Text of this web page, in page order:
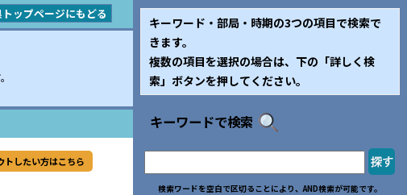
ップページにもどる
トしたい方はこちら
キーワード・部局・時期の3つの項目で検索で
きます。
複数の項目を選択の場合は、下の「詳しく検
索」ボタンを押してください。
キーワードで検索
検索ワードを空白で区切ることにより、AND検索が可能です。